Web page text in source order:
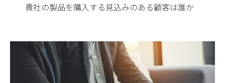
貴社の製品を購入する見込みのある顧客は誰か